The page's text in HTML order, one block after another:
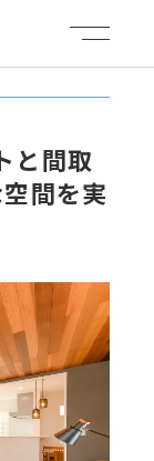
と間取
間を実